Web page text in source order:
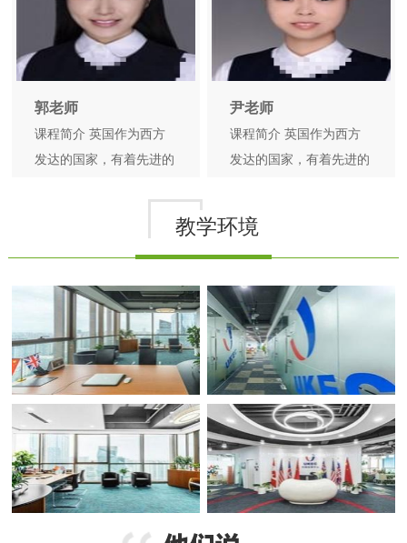
对于高中生来说，选择去
英国读本科可以用更少的
时间读完大学，为未来创
造无限的机会。 西
对于高中生来说，选择去
英国读本科可以用更少的
时间读完大学，为未来创
造无限的机会。 西
郭老师
课程简介 英国作为西方
发达的国家，有着先进的
眼界，拥有国际化视野。
对于高中生来说，选择去
英国读本科可以用更少的
时间读完大学，为未来创
造无限的机会。 西
尹老师
课程简介 英国作为西方
发达的国家，有着先进的
眼界，拥有国际化视野。
对于高中生来说，选择去
英国读本科可以用更少的
时间读完大学，为未来创
造无限的机会。 西
教学环境